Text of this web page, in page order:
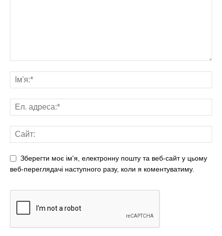
Зберегти моє ім'я, електронну пошту та веб-сайт у цьому
веб-переглядачі наступного разу, коли я коментуватиму.